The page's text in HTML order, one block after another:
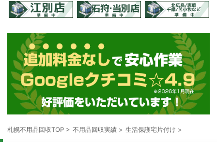
札幌不用品回収TOP > 不用品回収実績 > 生活保護宅片付け >